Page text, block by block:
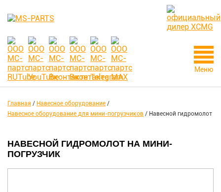
Меню
Главная / Навесное оборудование /
Навесное оборудование для мини-погрузчиков / Навесной гидромолот
НАВЕСНОЙ ГИДРОМОЛОТ НА МИНИ-
ПОГРУЗЧИК